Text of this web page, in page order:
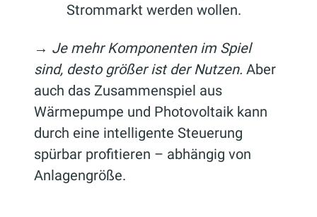
Strommarkt werden wollen.
→ Je mehr Komponenten im Spiel
sind, desto größer ist der Nutzen. Aber
auch das Zusammenspiel aus
Wärmepumpe und Photovoltaik kann
durch eine intelligente Steuerung
spürbar profitieren – abhängig von
Anlagengröße.